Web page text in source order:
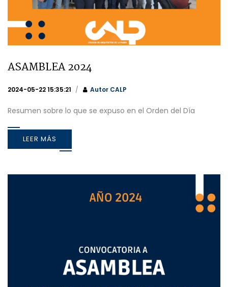
ASAMBLEA 2024
2024-05-22 15:35:21 Autor CALP
Resumen sobre lo que se expuso en el Orden del Día
LEER MÁS